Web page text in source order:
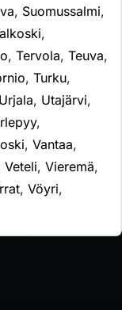
, Suomussalmi,
,
, Tervola, Teuva,
, Turku,
Urjala, Utajärvi,
,
, Vantaa,
Veteli, Vieremä,
, Vöyri,